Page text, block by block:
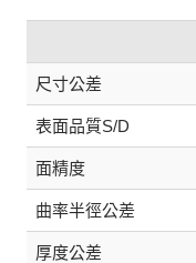
尺寸公差
表面品質S/D
面精度
曲率半徑公差
厚度公差